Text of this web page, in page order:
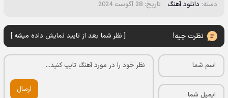
دسته: دانلود آهنگ تاریخ: 28 آگوست 2024
نظرت چیه! [ نظر شما بعد از تایید نمایش داده میشه ]
ارسال